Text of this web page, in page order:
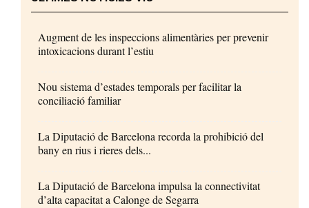
Augment de les inspeccions alimentàries per prevenir
intoxicacions durant l’estiu
Nou sistema d’estades temporals per facilitar la
conciliació familiar
La Diputació de Barcelona recorda la prohibició del
bany en rius i rieres dels...
La Diputació de Barcelona impulsa la connectivitat
d’alta capacitat a Calonge de Segarra